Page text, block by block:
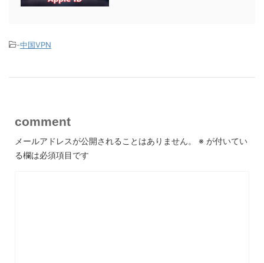
-中国VPN
comment
メールアドレスが公開されることはありません。 ※ が付いてい
る欄は必須項目です